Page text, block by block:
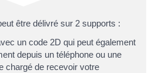
être délivré sur 2 supports :
un code 2D qui peut également
depuis un téléphone ou une
chargé de recevoir votre